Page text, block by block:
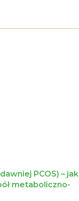
PCOS) – jak
metaboliczno-